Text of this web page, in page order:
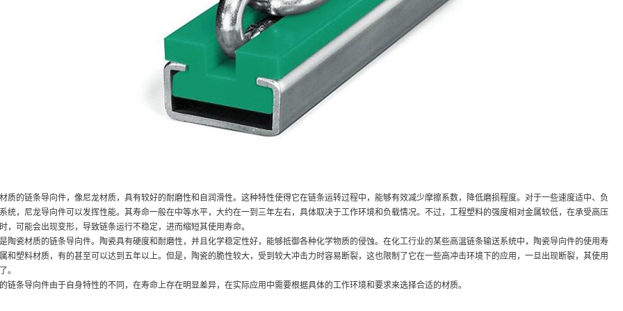
质的链条导向件，像尼龙材质，具有较好的耐磨性和自润滑性。这种特性使得它在链条运转过程中，能够有效减少摩擦系数，降低磨损程度。对于一些速度适中、负
统，尼龙导向件可以发挥性能。其寿命一般在中等水平，大约在一到三年左右，具体取决于工作环境和负载情况。不过，工程塑料的强度相对金属较低，在承受高压
，可能会出现变形，导致链条运行不稳定，进而缩短其使用寿命。
陶瓷材质的链条导向件。陶瓷具有硬度和耐磨性，并且化学稳定性好，能够抵御各种化学物质的侵蚀。在化工行业的某些高温链条输送系统中，陶瓷导向件的使用寿
和塑料材质，有的甚至可以达到五年以上。但是，陶瓷的脆性较大，受到较大冲击力时容易断裂，这也限制了它在一些高冲击环境下的应用，一旦出现断裂，其使用
。
链条导向件由于自身特性的不同，在寿命上存在明显差异，在实际应用中需要根据具体的工作环境和要求来选择合适的材质。